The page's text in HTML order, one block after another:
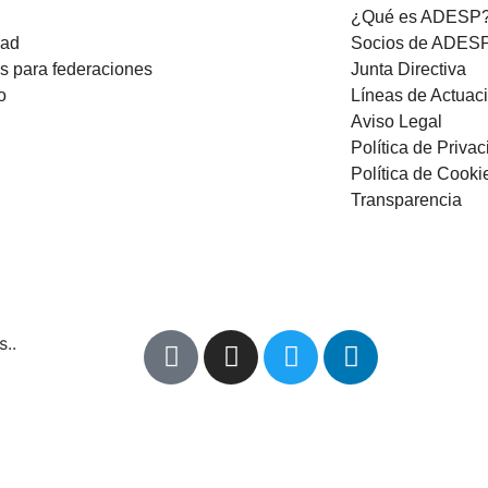
para federaciones
¿Qué es
Socios de
Junta Directiva
Líneas de
Aviso Legal
Política de
Política de
Transparencia